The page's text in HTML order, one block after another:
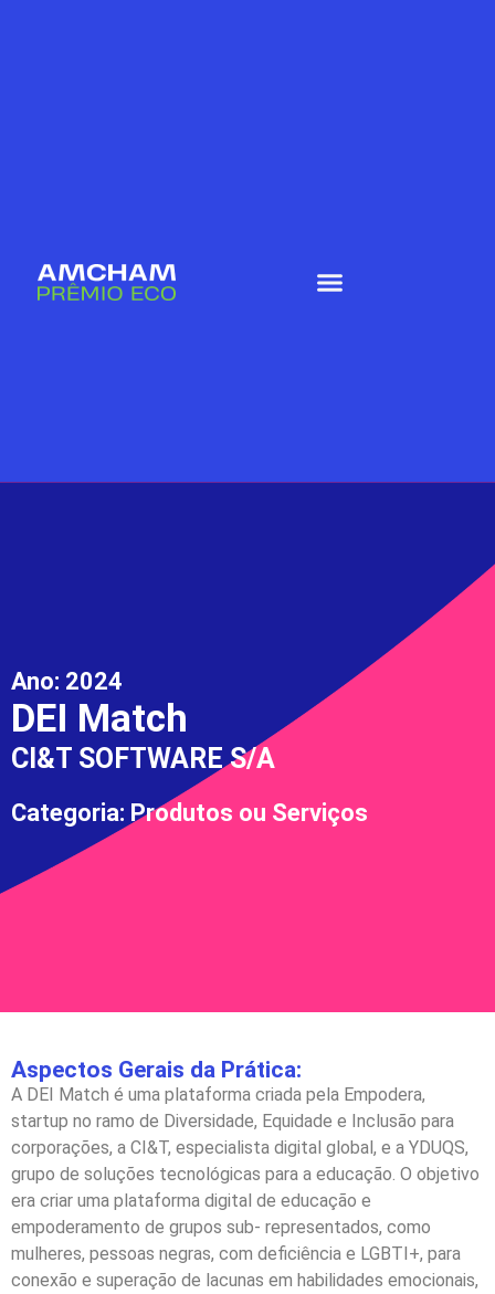
Ano: 2024
DEI Match
CI&T SOFTWARE S/A
Categoria: Produtos ou Serviços
Aspectos Gerais da Prática:
A DEI Match é uma plataforma criada pela Empodera,
startup no ramo de Diversidade, Equidade e Inclusão para
corporações, a CI&T, especialista digital global, e a YDUQS,
grupo de soluções tecnológicas para a educação. O objetivo
era criar uma plataforma digital de educação e
empoderamento de grupos sub- representados, como
mulheres, pessoas negras, com deficiência e LGBTI+, para
conexão e superação de lacunas em habilidades emocionais,